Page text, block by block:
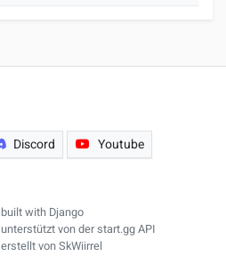
Discord Youtube
built with Django
unterstützt von derstart.gg API
erstellt vonSkWiirrel